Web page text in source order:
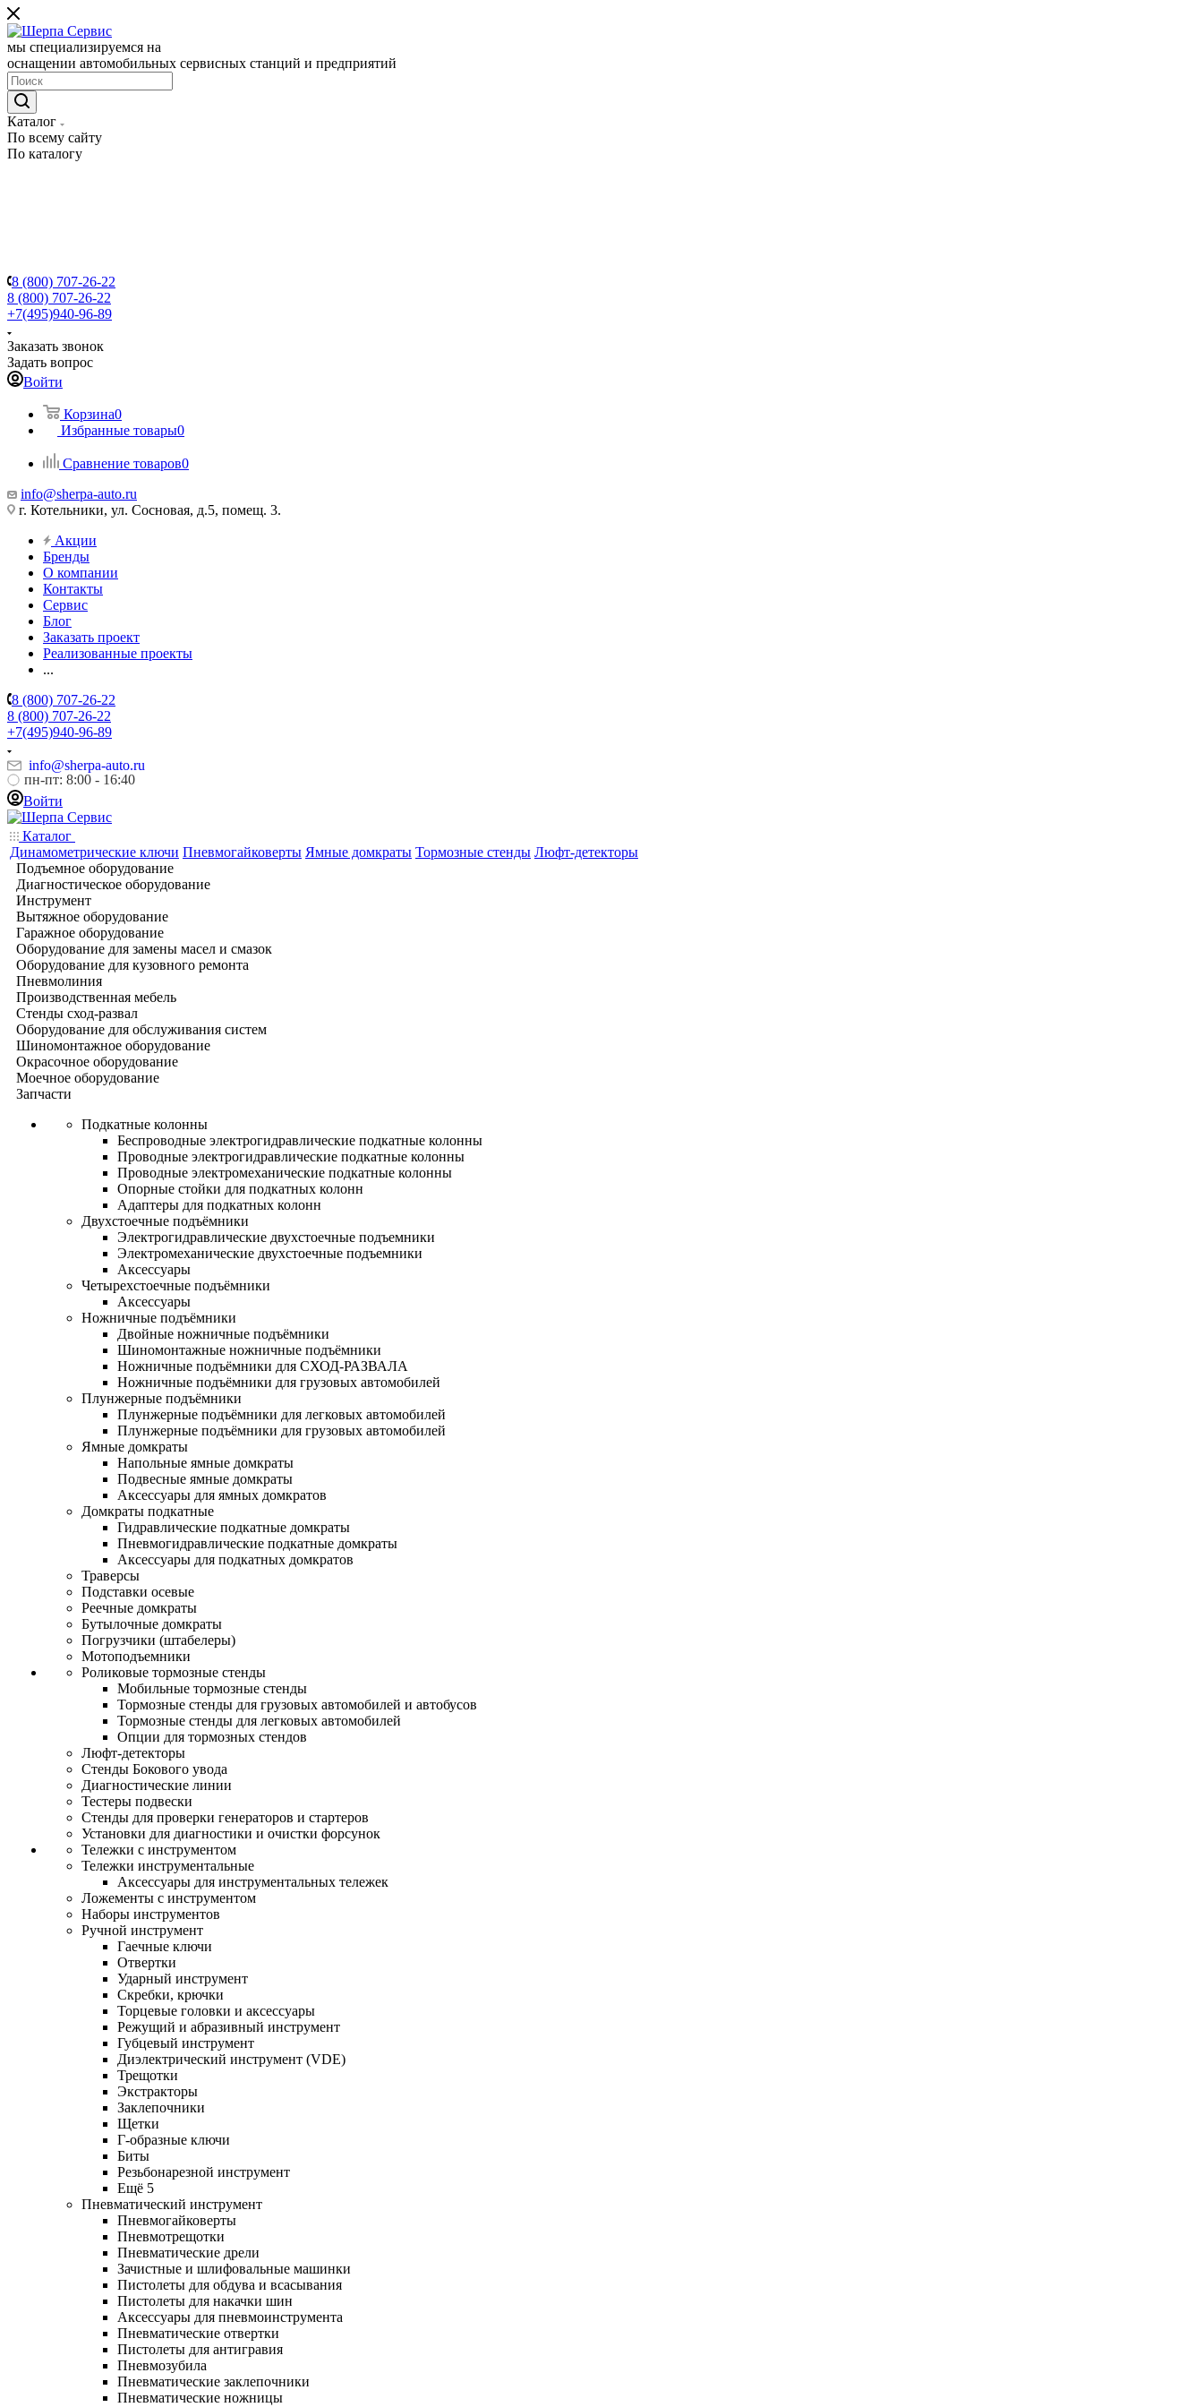
мы специализируемся на
оснащении автомобильных сервисных станций и предприятий
Каталог
По всему сайту
По каталогу
8 (800) 707-26-22
8 (800) 707-26-22
+7(495)940-96-89
Заказать звонок
Задать вопрос
Войти
Корзина0
Избранные товары0
Сравнение товаров0
info@sherpa-auto.ru
г. Котельники, ул. Сосновая, д.5, помещ. 3.
Акции
Бренды
О компании
Контакты
Сервис
Блог
Заказать проект
Реализованные проекты
...
8 (800) 707-26-22
8 (800) 707-26-22
+7(495)940-96-89
info@sherpa-auto.ru
пн-пт: 8:00 - 16:40
Войти
Каталог
Динамометрические ключи Пневмогайковерты Ямные домкраты Тормозные стенды Люфт-детекторы
Подъемное оборудование
Диагностическое оборудование
Инструмент
Вытяжное оборудование
Гаражное оборудование
Оборудование для замены масел и смазок
Оборудование для кузовного ремонта
Пневмолиния
Производственная мебель
Стенды сход-развал
Оборудование для обслуживания систем
Шиномонтажное оборудование
Окрасочное оборудование
Моечное оборудование
Запчасти
Подкатные колонны
Беспроводные электрогидравлические подкатные колонны
Проводные электрогидравлические подкатные колонны
Проводные электромеханические подкатные колонны
Опорные стойки для подкатных колонн
Адаптеры для подкатных колонн
Двухстоечные подъёмники
Электрогидравлические двухстоечные подъемники
Электромеханические двухстоечные подъемники
Аксессуары
Четырехстоечные подъёмники
Аксессуары
Ножничные подъёмники
Двойные ножничные подъёмники
Шиномонтажные ножничные подъёмники
Ножничные подъёмники для СХОД-РАЗВАЛА
Ножничные подъёмники для грузовых автомобилей
Плунжерные подъёмники
Плунжерные подъёмники для легковых автомобилей
Плунжерные подъёмники для грузовых автомобилей
Ямные домкраты
Напольные ямные домкраты
Подвесные ямные домкраты
Аксессуары для ямных домкратов
Домкраты подкатные
Гидравлические подкатные домкраты
Пневмогидравлические подкатные домкраты
Аксессуары для подкатных домкратов
Траверсы
Подставки осевые
Реечные домкраты
Бутылочные домкраты
Погрузчики (штабелеры)
Мотоподъемники
Роликовые тормозные стенды
Мобильные тормозные стенды
Тормозные стенды для грузовых автомобилей и автобусов
Тормозные стенды для легковых автомобилей
Опции для тормозных стендов
Люфт-детекторы
Стенды Бокового увода
Диагностические линии
Тестеры подвески
Стенды для проверки генераторов и стартеров
Установки для диагностики и очистки форсунок
Тележки с инструментом
Тележки инструментальные
Аксессуары для инструментальных тележек
Ложементы с инструментом
Наборы инструментов
Ручной инструмент
Гаечные ключи
Отвертки
Ударный инструмент
Скребки, крючки
Торцевые головки и аксессуары
Режущий и абразивный инструмент
Губцевый инструмент
Диэлектрический инструмент (VDE)
Трещотки
Экстракторы
Заклепочники
Щетки
Г-образные ключи
Биты
Резьбонарезной инструмент
Ещё 5
Пневматический инструмент
Пневмогайковерты
Пневмотрещотки
Пневматические дрели
Зачистные и шлифовальные машинки
Пистолеты для обдува и всасывания
Пистолеты для накачки шин
Аксессуары для пневмоинструмента
Пневматические отвертки
Пистолеты для антигравия
Пневмозубила
Пневматические заклепочники
Пневматические ножницы